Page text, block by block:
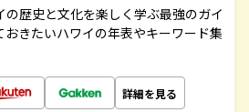
の歴史と文化を楽しく学ぶ最強のガイ
おきたいハワイの年表やキーワード集
詳細を見る